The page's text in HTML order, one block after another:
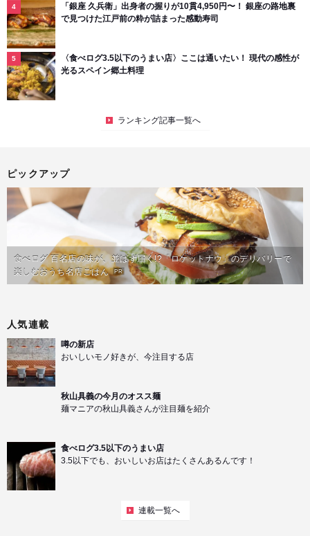
「銀座 久兵衛」出身者の握りが10貫4,950円〜！ 銀座の路地裏
で見つけた江戸前の粋が詰まった感動寿司
〈食べログ3.5以下のうまい店〉ここは通いたい！ 現代の感性が
光るスペイン郷土料理
ランキング記事一覧へ
ピックアップ
食べログ 百名店の味が、並ばず届く!?「ロケットナウ」のデリバリーで
楽しむおうち名店ごはん PR
人気連載
噂の新店
おいしいモノ好きが、今注目する店
秋山具義の今月のオスス麺
麺マニアの秋山具義さんが注目麺を紹介
食べログ3.5以下のうまい店
3.5以下でも、おいしいお店はたくさんあるんです！
連載一覧へ